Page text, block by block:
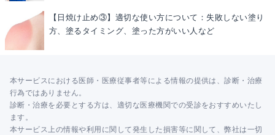
【日焼け止め③】適切な使い方について：失敗しない塗り
方、塗るタイミング、塗った方がいい人など
本サービスにおける医師・医療従事者等による情報の提供は、診断・治療
行為ではありません。
診断・治療を必要とする方は、適切な医療機関での受診をおすすめいたし
ます。
本サービス上の情報や利用に関して発生した損害等に関して、弊社は一切